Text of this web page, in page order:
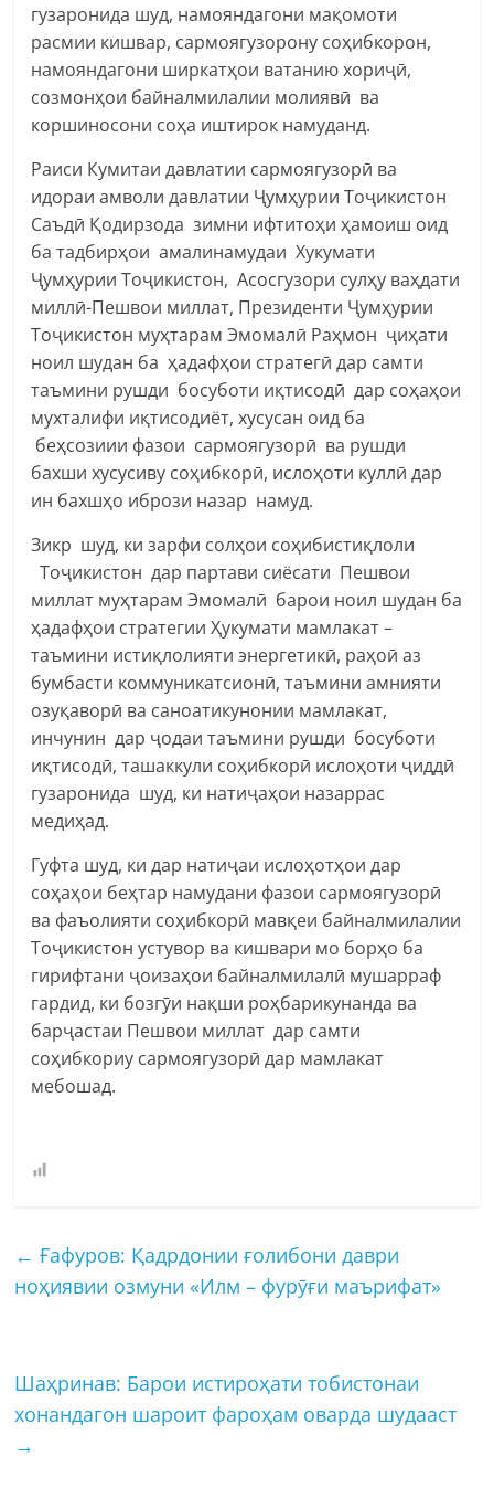
гузаронида шуд, намояндагони мақомоти
расмии кишвар, сармоягузорону соҳибкорон,
намояндагони ширкатҳои ватанию хориҷӣ,
созмонҳои байналмилалии молиявӣ ва
коршиносони соҳа иштирок намуданд.
Раиси Кумитаи давлатии сармоягузорӣ ва
идораи амволи давлатии Ҷумҳурии Тоҷикистон
Саъдӣ Қодирзода зимни ифтитоҳи ҳамоиш оид
ба тадбирҳои амалинамудаи Хукумати
Ҷумҳурии Тоҷикистон, Асосгузори сулҳу ваҳдати
миллӣ-Пешвои миллат, Президенти Ҷумҳурии
Тоҷикистон муҳтарам Эмомалӣ Раҳмон ҷиҳати
ноил шудан ба ҳадафҳои стратегӣ дар самти
таъмини рушди босуботи иқтисодӣ дар соҳаҳои
мухталифи иқтисодиёт, хусусан оид ба
беҳсозиии фазои сармоягузорӣ ва рушди
бахши хусусиву соҳибкорӣ, ислоҳоти куллӣ дар
ин бахшҳо ибрози назар намуд.
Зикр шуд, ки зарфи солҳои соҳибистиқлоли
Тоҷикистон дар партави сиёсати Пешвои
миллат муҳтарам Эмомалӣ барои ноил шудан ба
ҳадафҳои стратегии Ҳукумати мамлакат –
таъмини истиқлолияти энергетикӣ, раҳоӣ аз
бумбасти коммуникатсионӣ, таъмини амнияти
озуқаворӣ ва саноатикунонии мамлакат,
инчунин дар ҷодаи таъмини рушди босуботи
иқтисодӣ, ташаккули соҳибкорӣ ислоҳоти ҷиддӣ
гузаронида шуд, ки натиҷаҳои назаррас
медиҳад.
Гуфта шуд, ки дар натиҷаи ислоҳотҳои дар
соҳаҳои беҳтар намудани фазои сармоягузорӣ
ва фаъолияти соҳибкорӣ мавқеи байналмилалии
Тоҷикистон устувор ва кишвари мо борҳо ба
гирифтани ҷоизаҳои байналмилалӣ мушарраф
гардид, ки бозгӯи нақши роҳбарикунанда ва
барҷастаи Пешвои миллат дар самти
соҳибкориу сармоягузорӣ дар мамлакат
мебошад.
← Ғафуров: Қадрдонии ғолибони даври
ноҳиявии озмуни «Илм – фурӯғи маърифат»
Шаҳринав: Барои истироҳати тобистонаи
хонандагон шароит фароҳам оварда шудааст
→